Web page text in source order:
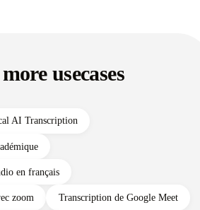
usecases
AI Transcription
en français
zoom Transcription de Google Meet